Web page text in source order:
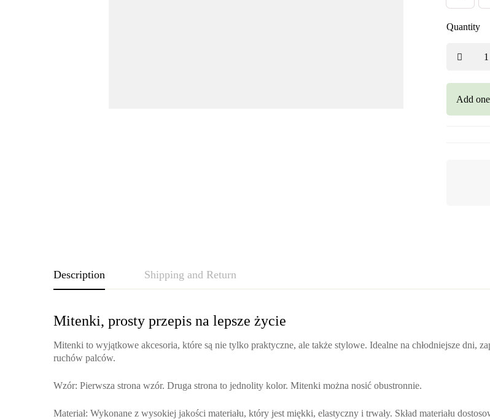
Quantity
Add
Description Shipping and Return
Mitenki, prosty przepis na lepsze życie
Mitenki to wyjątkowe akcesoria, które są nie tylko praktyczne, ale także stylowe. Idealne na chłodniejsze dni,
ruchów palców.
Wzór: Pierwsza strona wzór. Druga strona to jednolity kolor. Mitenki można nosić obustronnie.
Materiał: Wykonane z wysokiej jakości materiału, który jest miękki, elastyczny i trwały. Skład materiału